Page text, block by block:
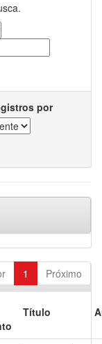
por
1 Próximo
Título